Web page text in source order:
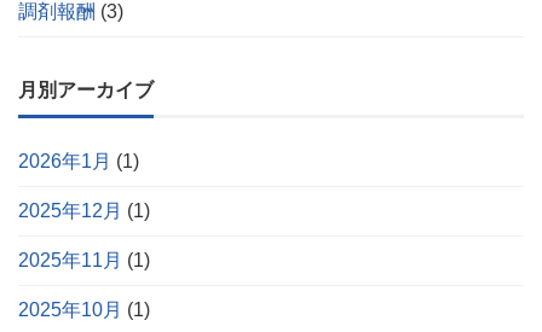
調剤報酬 (3)
月別アーカイブ
2026年1月 (1)
2025年12月 (1)
2025年11月 (1)
2025年10月 (1)